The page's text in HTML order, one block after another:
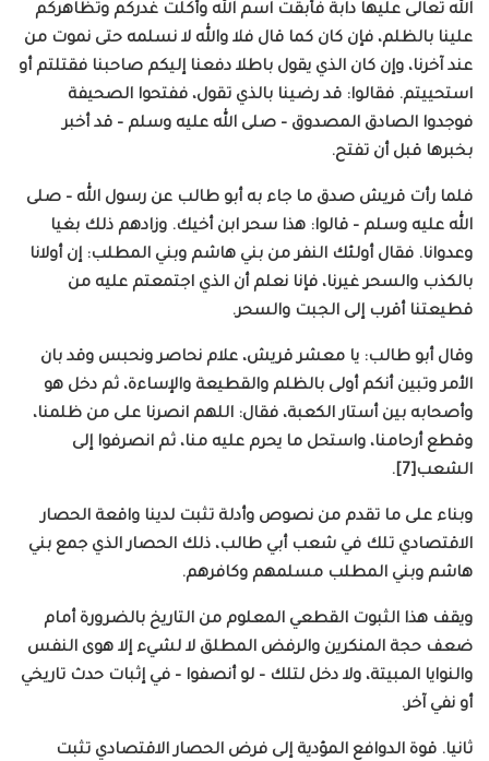
الله تعالى عليها دابة فأبقت اسم الله وأكلت غدركم وتظاهركم
علينا بالظلم، فإن كان كما قال فلا والله لا نسلمه حتى نموت من
عند آخرنا، وإن كان الذي يقول باطلا دفعنا إليكم صاحبنا فقتلتم أو
استحييتم. فقالوا: قد رضينا بالذي تقول، ففتحوا الصحيفة
فوجدوا الصادق المصدوق – صلى الله عليه وسلم – قد أخبر
بخبرها قبل أن تفتح.
فلما رأت قريش صدق ما جاء به أبو طالب عن رسول الله – صلى
الله عليه وسلم – قالوا: هذا سحر ابن أخيك. وزادهم ذلك بغيا
وعدوانا. فقال أولئك النفر من بني هاشم وبني المطلب: إن أولانا
بالكذب والسحر غيرنا، فإنا نعلم أن الذي اجتمعتم عليه من
قطيعتنا أقرب إلى الجبت والسحر.
وقال أبو طالب: يا معشر قريش، علام نحاصر ونحبس وقد بان
الأمر وتبين أنكم أولى بالظلم والقطيعة والإساءة، ثم دخل هو
وأصحابه بين أستار الكعبة، فقال: اللهم انصرنا على من ظلمنا،
وقطع أرحامنا، واستحل ما يحرم عليه منا، ثم انصرفوا إلى
الشعب[7].
وبناء على ما تقدم من نصوص وأدلة تثبت لدينا واقعة الحصار
الاقتصادي تلك في شعب أبي طالب، ذلك الحصار الذي جمع بني
هاشم وبني المطلب مسلمهم وكافرهم.
ويقف هذا الثبوت القطعي المعلوم من التاريخ بالضرورة أمام
ضعف حجة المنكرين والرفض المطلق لا لشيء إلا هوى النفس
والنوايا المبيتة، ولا دخل لتلك – لو أنصفوا – في إثبات حدث تاريخي
أو نفي آخر.
ثانيا. قوة الدوافع المؤدية إلى فرض الحصار الاقتصادي تثبت